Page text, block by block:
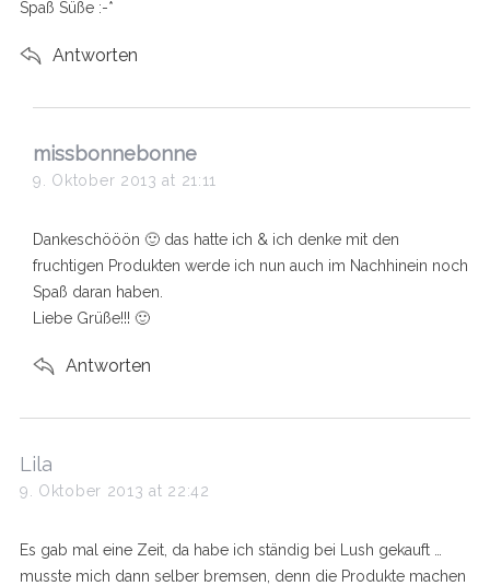
Spaß Süße :-*
Antworten
s
a
s
:
missbonnebonne
9. Oktober 2013 at 21:11
Dankeschööön 🙂 das hatte ich & ich denke mit den
fruchtigen Produkten werde ich nun auch im Nachhinein noch
Spaß daran haben.
Liebe Grüße!!! 🙂
Antworten
s
a
s
:
Lila
9. Oktober 2013 at 22:42
Es gab mal eine Zeit, da habe ich ständig bei Lush gekauft …
musste mich dann selber bremsen, denn die Produkte machen